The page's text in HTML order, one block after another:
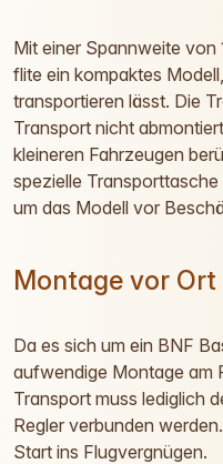
Mit einer Spannweite von
flite ein kompaktes
transportieren lässt. Die
Transport nicht
kleineren Fahrzeugen
spezielle
um das Modell vor
Montage vor Ort
Da es sich um ein BNF
aufwendige Montage am
Transport muss lediglich
Regler verbunden
Start ins Flugvergnügen.